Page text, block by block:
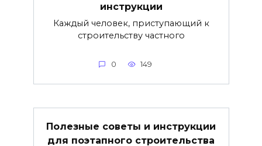
инструкции
Каждый человек, приступающий к
строительству частного
0 149
Полезные советы и инструкции
для поэтапного строительства